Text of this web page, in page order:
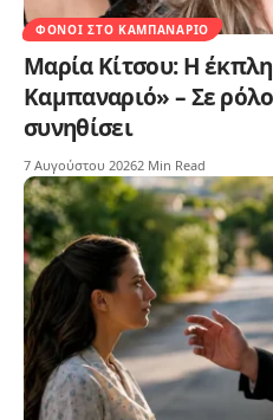
ΦΌΝΟΙ ΣΤΟ ΚΑΜΠΑΝΑΡΙΌ
Μαρία Κίτσου: Η
Καμπαναριό» – Σε
συνηθίσει
7 Αυγούστου 20262 Min Read